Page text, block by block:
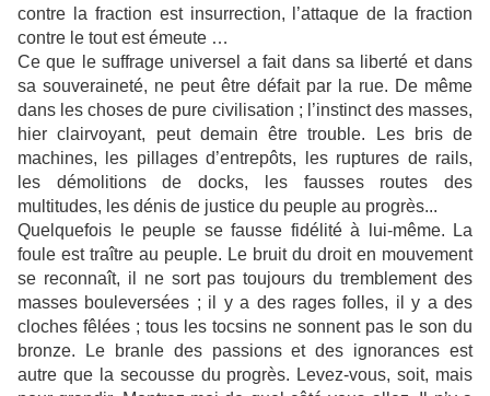
contre la fraction est insurrection, l’attaque de la fraction
contre le tout est émeute …
Ce que le suffrage universel a fait dans sa liberté et dans
sa souveraineté, ne peut être défait par la rue. De même
dans les choses de pure civilisation ; l’instinct des masses,
hier clairvoyant, peut demain être trouble. Les bris de
machines, les pillages d’entrepôts, les ruptures de rails,
les démolitions de docks, les fausses routes des
multitudes, les dénis de justice du peuple au progrès...
Quelquefois le peuple se fausse fidélité à lui-même. La
foule est traître au peuple. Le bruit du droit en mouvement
se reconnaît, il ne sort pas toujours du tremblement des
masses bouleversées ; il y a des rages folles, il y a des
cloches fêlées ; tous les tocsins ne sonnent pas le son du
bronze. Le branle des passions et des ignorances est
autre que la secousse du progrès. Levez-vous, soit, mais